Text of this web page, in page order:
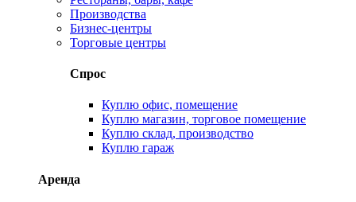
Производства
Бизнес-центры
Торговые центры
Спрос
Куплю офис, помещение
Куплю магазин, торговое помещение
Куплю склад, производство
Куплю гараж
Аренда